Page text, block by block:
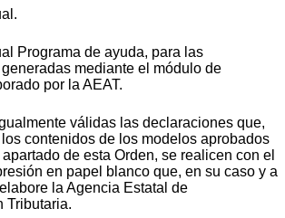
Programa de ayuda, para las
mediante el módulo de
por la AEAT.
válidas las declaraciones que,
contenidos de los modelos aprobados
de esta Orden, se realicen con el
en papel blanco que, en su caso y a
la Agencia Estatal de
Tributaria.